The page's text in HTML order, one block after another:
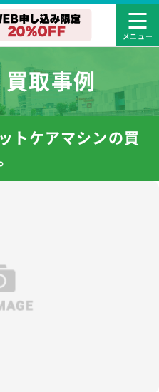
取事例
トケアマシンの買